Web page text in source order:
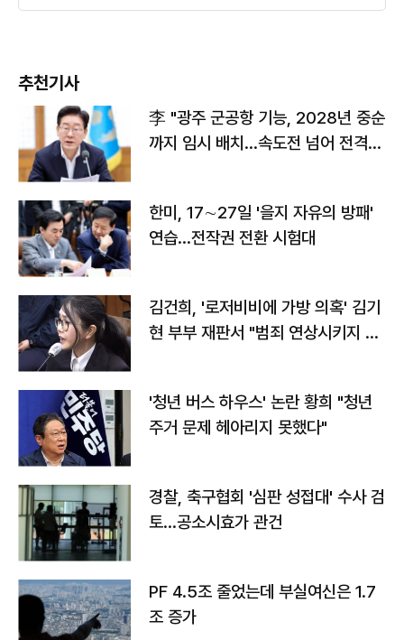
추천기사
李 "광주 군공항 기능, 2028년 중순
까지 임시 배치…속도전 넘어 전격
한미, 17∼27일 '을지 자유의 방패'
연습…전작권 전환 시험대
김건희, '로저비비에 가방 의혹' 김기
현 부부 재판서 "범죄 연상시키지 말
'청년 버스 하우스' 논란 황희 "청년
주거 문제 헤아리지 못했다"
경찰, 축구협회 '심판 성접대' 수사 검
토…공소시효가 관건
PF 4.5조 줄었는데 부실여신은 1.7
조 증가